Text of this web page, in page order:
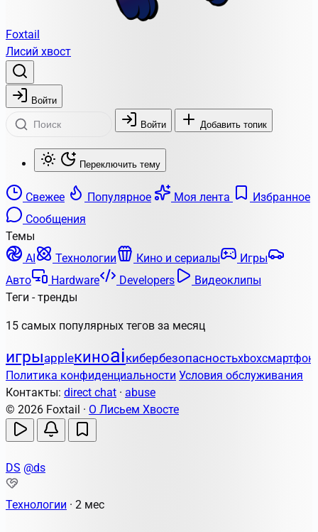
Foxtail
Лисий хвост
Войти
Войти Добавить топик
Переключить тему
Свежее Популярное Моя лента
Избранное
Сообщения
Темы
AI
Технологии Кино и сериалы
Игры
Авто
Hardware Developers
Видеоклипы
Теги - тренды
15 самых популярных тегов за месяц
игрыappleкиноaiкибербезопасностьxbox
Политика конфиденциальности Условия обслуживания
Контакты: direct chat · abuse
© 2026 Foxtail · О Лисьем Хвосте
DS @ds
Технологии · 2 мес